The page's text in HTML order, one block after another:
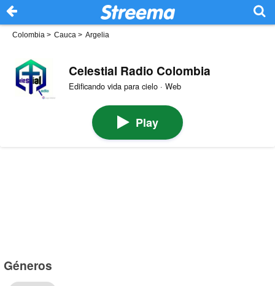
Colombia > Cauca > Argelia
Celestial Radio Colombia
Edificando vida para cielo · Web
Play
Géneros